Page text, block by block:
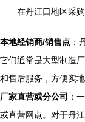
在丹江口地区采
本地经销商/销售点 ：
它们通常是大型制造
和售后服务，方便实
厂家直营或分公司 ：
或直营网点。对于丹